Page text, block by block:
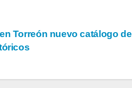
Torreón nuevo catálogo de